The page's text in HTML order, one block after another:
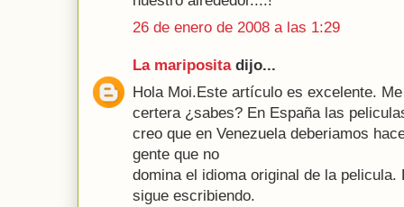
26 de enero de 2008 a las 1:29
La maripositadijo...
Hola Moi.Este artículo es excelente.
certera ¿sabes? En España las
creo que en Venezuela deberiamos
gente que no
domina el idioma original de la
sigue escribiendo.